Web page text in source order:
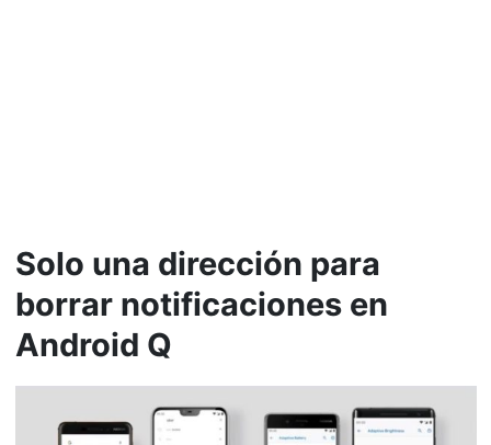
Solo una dirección para
borrar notificaciones en
Android Q